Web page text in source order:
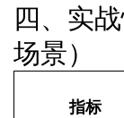
四、实
场景）
指标